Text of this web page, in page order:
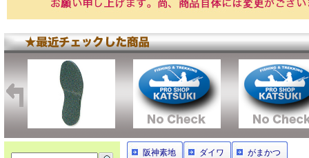
阪神素地 ダイワ がまかつ